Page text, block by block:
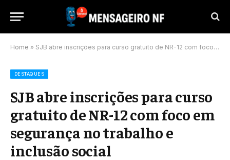
Home » SJB abre inscrições para curso gratuito de NR-12 com foco em segurança no trabalho e inclusão social
DESTAQUES
SJB abre inscrições para curso
gratuito de NR-12 com foco em
segurança no trabalho e
inclusão social